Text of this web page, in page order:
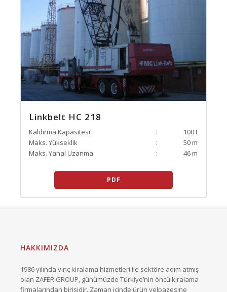
Linkbelt HC 218
Kaldırma Kapasitesi :
100 t
Maks. Yükseklik
:
50 m
Maks. Yanal Uzanma
: 46 m
PDF
HAKKIMIZDA
1986 yılında vinç kiralama hizmetleri ile sektöre adım atmış
olan ZAFER GROUP, günümüzde Türkiye’nin öncü kiralama
firmalarından birisidir. Zaman içinde ürün yelpazesine